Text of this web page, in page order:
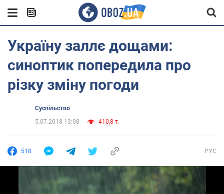
Україну заллє дощами:
синоптик попередила про
різку зміну погоди
Суспільство
5.07.2018 13:08
410,8 т.
518 РУС